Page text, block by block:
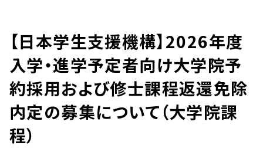
【日本学生支援機構】2026年度
入学・進学予定者向け大学院予
約採用および修士課程返還免除
内定の募集について（大学院課
程）